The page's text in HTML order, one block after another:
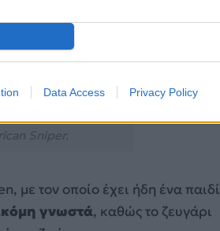
Data Access Privacy Policy
με τον οποίο έχει ήδη ένα παιδί
γνωστά, καθώς το ζευγάρι